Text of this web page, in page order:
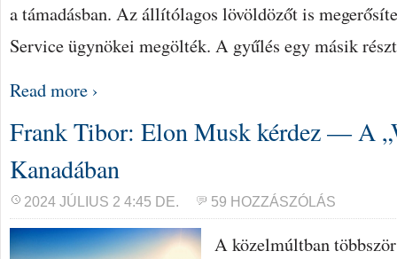
a támadásban. Az állítólagos lövöldözőt is
Service ügynökei megölték. A gyűlés egy másik
Read more ›
Frank Tibor: Elon Musk kérdez — A
Kanadában
2024 JÚLIUS 2 4:45 DE. 59 HOZZÁSZÓLÁS
A közelmúltban